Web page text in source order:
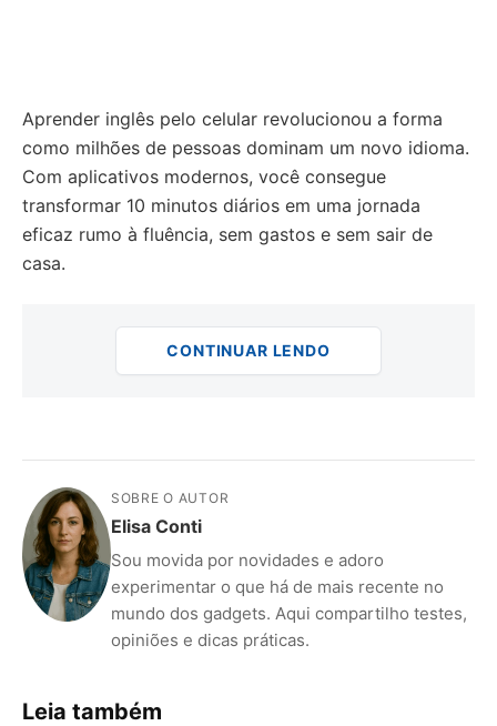
Aprender inglês pelo celular revolucionou a forma
como milhões de pessoas dominam um novo idioma.
Com aplicativos modernos, você consegue
transformar 10 minutos diários em uma jornada
eficaz rumo à fluência, sem gastos e sem sair de
casa.
CONTINUAR LENDO
SOBRE O AUTOR
Elisa Conti
Sou movida por novidades e adoro
experimentar o que há de mais recente no
mundo dos gadgets. Aqui compartilho testes,
opiniões e dicas práticas.
Leia também